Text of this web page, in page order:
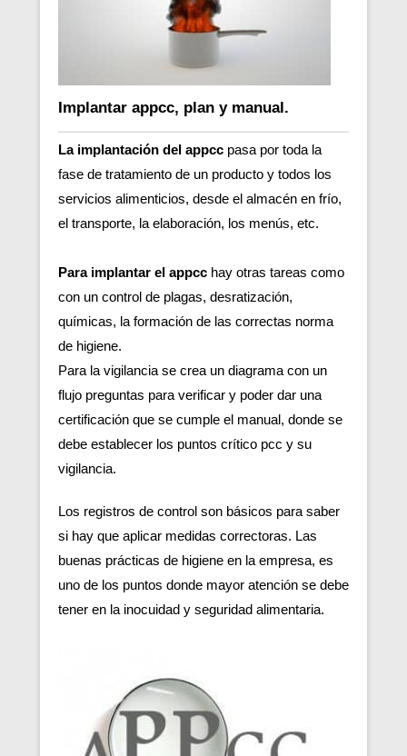
Implantar appcc, plan y manual.
La implantación del appcc pasa por toda la
fase de tratamiento de un producto y todos los
servicios alimenticios, desde el almacén en frío,
el transporte, la elaboración, los menús, etc.
Para implantar el appcc hay otras tareas como
con un control de plagas, desratización,
químicas, la formación de las correctas norma
de higiene.
Para la vigilancia se crea un diagrama con un
flujo preguntas para verificar y poder dar una
certificación que se cumple el manual, donde se
debe establecer los puntos crítico pcc y su
vigilancia.
Los registros de control son básicos para saber
si hay que aplicar medidas correctoras. Las
buenas prácticas de higiene en la empresa, es
uno de los puntos donde mayor atención se debe
tener en la inocuidad y seguridad alimentaria.